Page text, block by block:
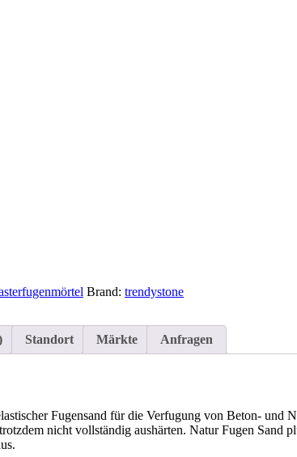
Brand: trendystone
Standort Märkte Anfragen
Fugensand für die Verfugung von Beton-
nicht vollständig aushärten. Natur Fugen Sand